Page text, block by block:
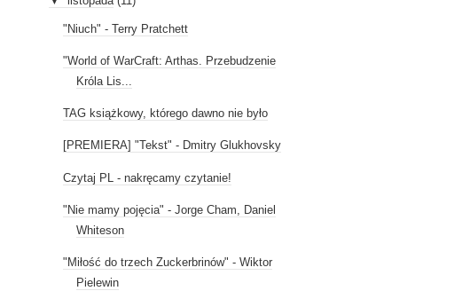
"Niuch" - Terry Pratchett
"World of WarCraft: Arthas. Przebudzenie
Króla Lis...
TAG książkowy, którego dawno nie było
[PREMIERA] "Tekst" - Dmitry Glukhovsky
Czytaj PL - nakręcamy czytanie!
"Nie mamy pojęcia" - Jorge Cham, Daniel
Whiteson
"Miłość do trzech Zuckerbrinów" - Wiktor
Pielewin